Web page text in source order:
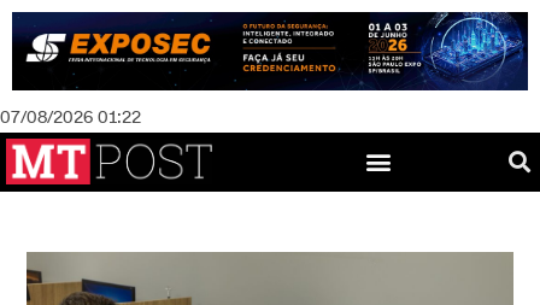
07/08/2026 01:22